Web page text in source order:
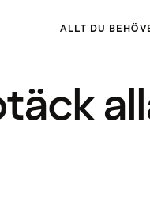
ALLT DU